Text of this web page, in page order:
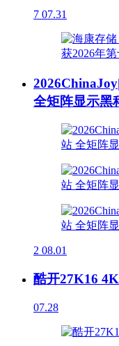
7 07.31
全矩阵显示黑
2 08.01
酷开27K16
07.28